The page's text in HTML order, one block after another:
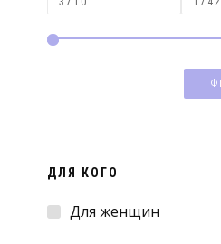
ДЛЯ КОГО
Для женщин